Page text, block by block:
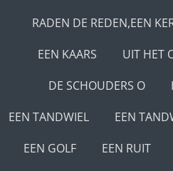
RADEN DE REDEN,EEN
EEN KAARS
UIT HET
DE SCHOUDERS O
EEN TANDWIEL
EEN
EEN GOLF
EEN RUIT